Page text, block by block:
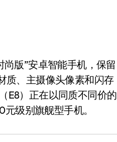
版”安卓智能手机，保留
质、主摄像头像素和闪存
E8）正在以同质不同价的
级别旗舰型手机。